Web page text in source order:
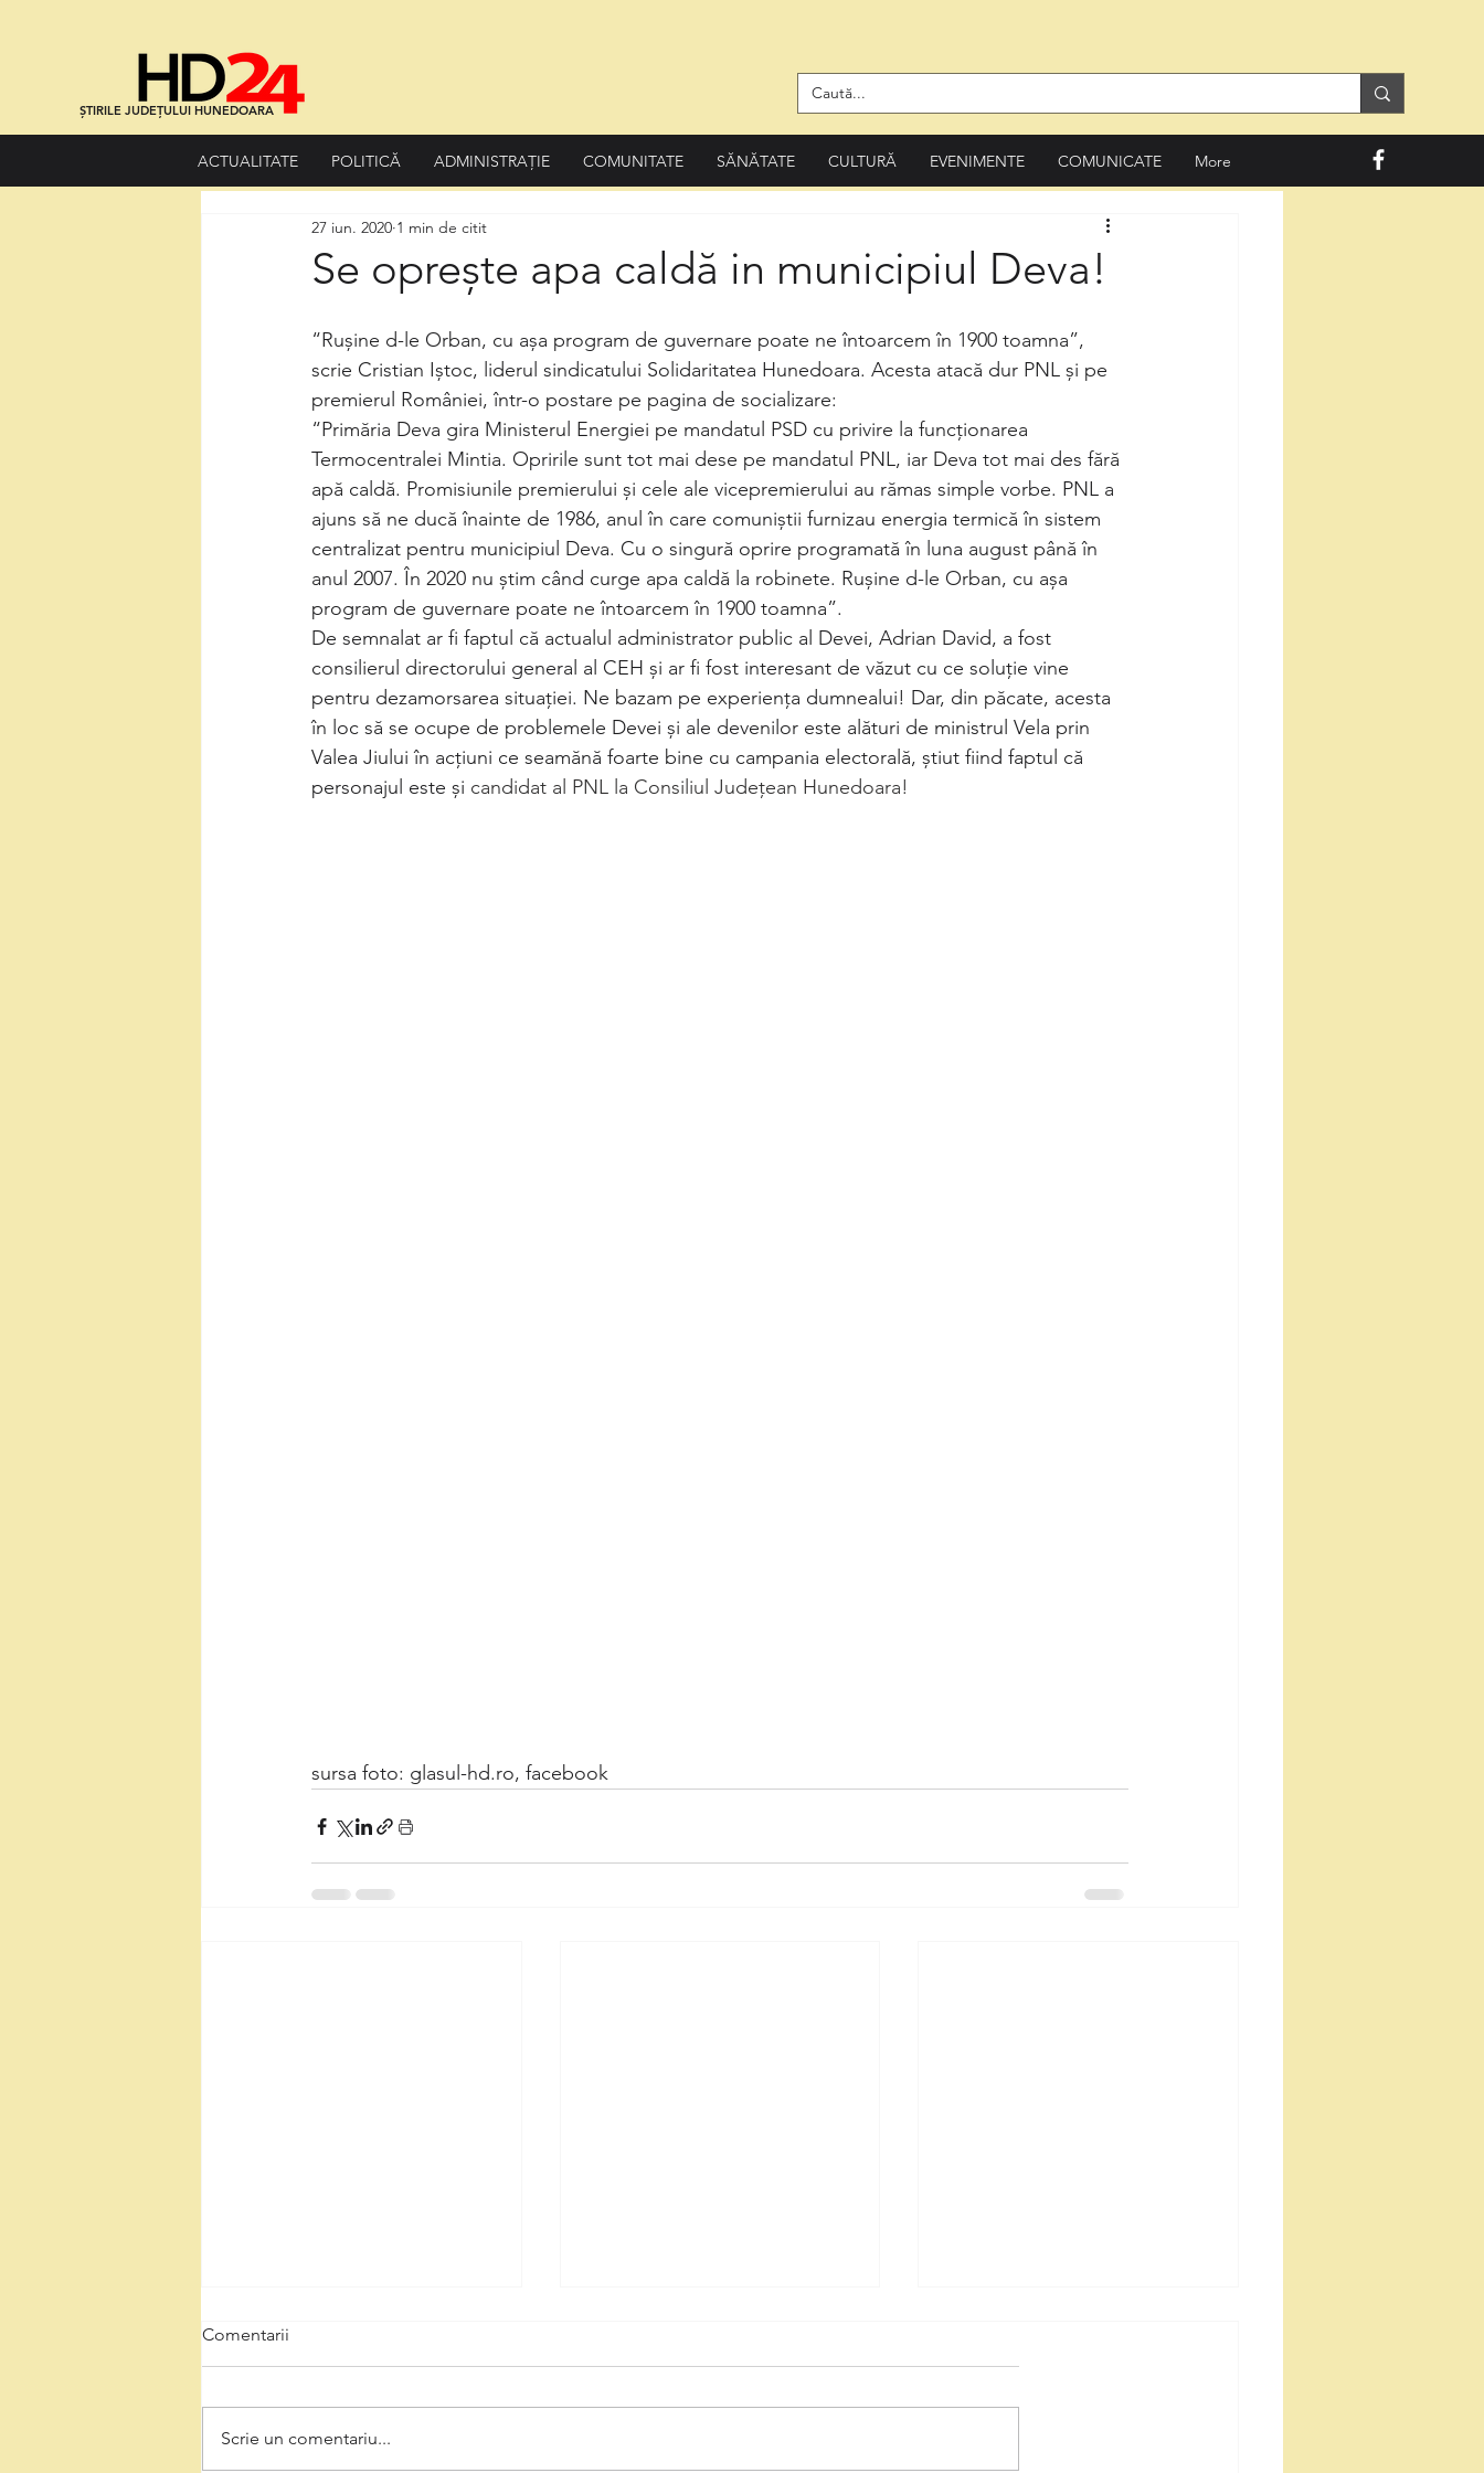
ȘTIRILE JUDEȚULUI HUNEDOARA
ACTUALITATE POLITICĂ ADMINISTRAȚIE COMUNITATE SĂNĂTATE CULTURĂ EVENIMENTE COMUNICATE More
Se oprește apa caldă in municipiul Deva!
27 iun. 2020 1 min de citit
“Rușine d-le Orban, cu așa program de guvernare poate ne întoarcem în 1900 toamna”,
scrie Cristian Iștoc, liderul sindicatului Solidaritatea Hunedoara. Acesta atacă dur PNL și pe
premierul României, într-o postare pe pagina de socializare:
“Primăria Deva gira Ministerul Energiei pe mandatul PSD cu privire la funcționarea
Termocentralei Mintia. Opririle sunt tot mai dese pe mandatul PNL, iar Deva tot mai des fără
apă caldă. Promisiunile premierului și cele ale vicepremierului au rămas simple vorbe. PNL a
ajuns să ne ducă înainte de 1986, anul în care comuniștii furnizau energia termică în sistem
centralizat pentru municipiul Deva. Cu o singură oprire programată în luna august până în
anul 2007. În 2020 nu știm când curge apa caldă la robinete. Rușine d-le Orban, cu așa
program de guvernare poate ne întoarcem în 1900 toamna”.
De semnalat ar fi faptul că actualul administrator public al Devei, Adrian David, a fost
consilierul directorului general al CEH și ar fi fost interesant de văzut cu ce soluție vine
pentru dezamorsarea situației. Ne bazam pe experiența dumnealui! Dar, din păcate, acesta
în loc să se ocupe de problemele Devei și ale devenilor este alături de ministrul Vela prin
Valea Jiului în acțiuni ce seamănă foarte bine cu campania electorală, știut fiind faptul că
personajul este și candidat al PNL la Consiliul Județean Hunedoara!
sursa foto: glasul-hd.ro, facebook
Comentarii
Scrie un comentariu...